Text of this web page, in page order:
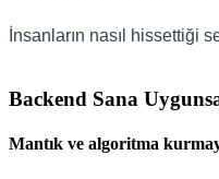
İnsanların nasıl hissettiği
Backend Sana
Mantık ve algoritma